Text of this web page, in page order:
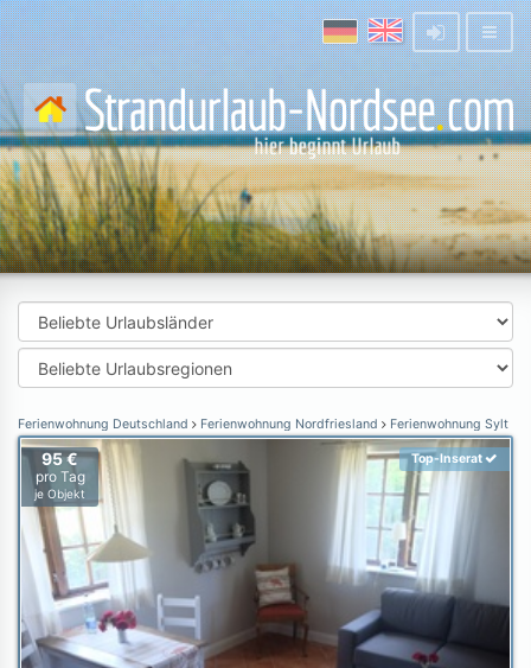
Ferienwohnung Deutschland Ferienwohnung Nordfriesland Ferienwohnung Sylt
95 €
pro Tag
je Objekt
Top-Inserat